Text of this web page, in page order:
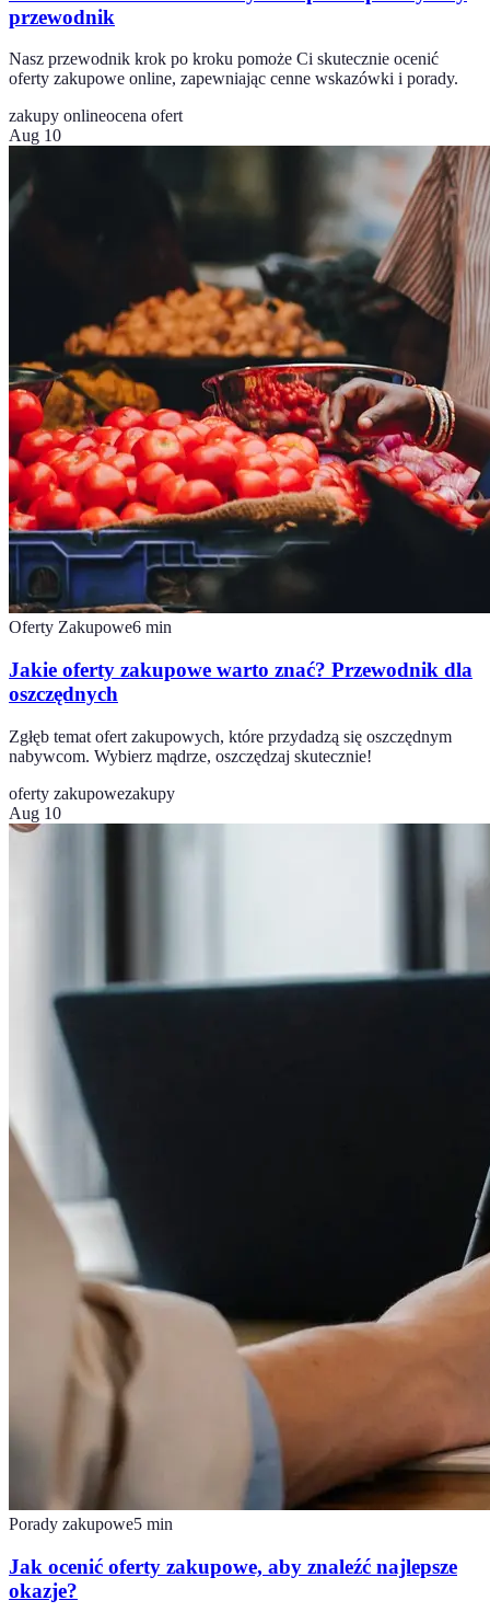
przewodnik
Nasz przewodnik krok po kroku pomoże Ci skutecznie ocenić
oferty zakupowe online, zapewniając cenne wskazówki i porady.
zakupy onlineocena ofert
Aug 10
Oferty Zakupowe6 min
Jakie oferty zakupowe warto znać? Przewodnik dla
oszczędnych
Zgłęb temat ofert zakupowych, które przydadzą się oszczędnym
nabywcom. Wybierz mądrze, oszczędzaj skutecznie!
oferty zakupowezakupy
Aug 10
Porady zakupowe5 min
Jak ocenić oferty zakupowe, aby znaleźć najlepsze
okazje?